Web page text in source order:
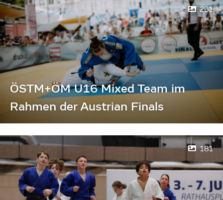
261
ÖSTM+ÖM U16 Mixed Team im
Rahmen der Austrian Finals
181